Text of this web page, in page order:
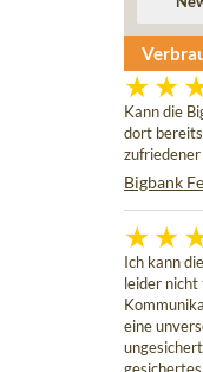
Kann die
dort
Bigbank
Ich kann
leider
eine